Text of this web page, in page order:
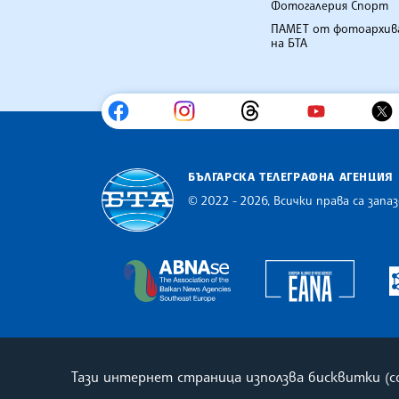
Фотогалерия Спорт
ПАМЕТ от
на БТА
БЪЛГАРСКА ТЕЛЕГРАФНА АГЕНЦИЯ
© 2022 - 2026, Всички права са
The Assocoation of the
Тази интернет страница използва бисквитки